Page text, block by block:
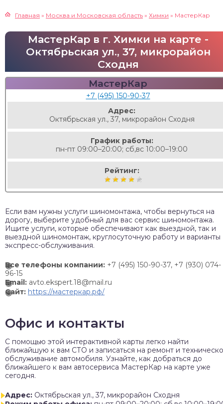
Главная » Москва и Московская область » Химки » МастерКар
МастерКар в г. Химки на карте -
Октябрьская ул., 37, микрорайон
Сходня
МастерКар
+7 (495) 150-90-37
Адрес:
Октябрьская ул., 37, микрорайон Сходня
График работы:
пн-пт 09:00–20:00; сб,вс 10:00–19:00
Рейтинг:
Если вам нужны услуги шиномонтажа, чтобы вернуться на
дорогу, выберите удобный для вас сервис шиномонтажа.
Ищите услуги, которые обеспечивают как выездной, так и
выездной шиномонтаж, круглосуточную работу и варианты
экспресс-обслуживания.
Все телефоны компании: +7 (495) 150-90-37, +7 (930) 074-
96-15
Email: avto.ekspert.18@mail.ru
Сайт: https://мастеркар.рф/
Офис и контакты
C помощью этой интерактивной карты легко найти
ближайшую к вам СТО и записаться на ремонт и
обслуживание автомобиля. Узнайте, как добраться до
ближайшего к вам автосервиса МастерКар на карте уже
сегодня.
Адрес: Октябрьская ул., 37, микрорайон Сходня